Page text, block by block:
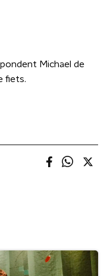
Michael de
fiets.